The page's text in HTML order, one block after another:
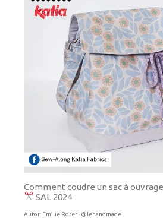
Comment coudre un sac à
SAL 2024
Autor: Emilie Roter · @lehandmade